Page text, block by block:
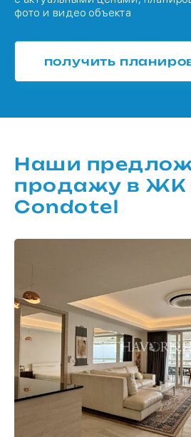
фото и видео объекта
получить
Наши
продажу в ЖК
Condotel